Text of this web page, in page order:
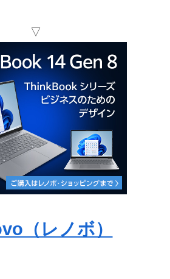
▽
（レノボ）